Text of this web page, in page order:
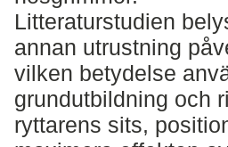
Litteraturstudien
annan utrustning
vilken betydelse
grundutbildning och
ryttarens sits,